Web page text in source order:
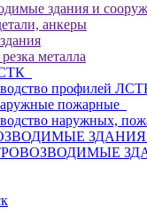
здания и
анкеры
металла
профилей
пожарные
наружных,